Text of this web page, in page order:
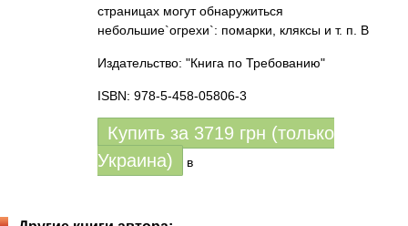
страницах могут обнаружиться
небольшие`огрехи`: помарки, кляксы и т. п. В
Издательство: "Книга по Требованию"
ISBN: 978-5-458-05806-3
Купить за 3719 грн (только
Украина)
в